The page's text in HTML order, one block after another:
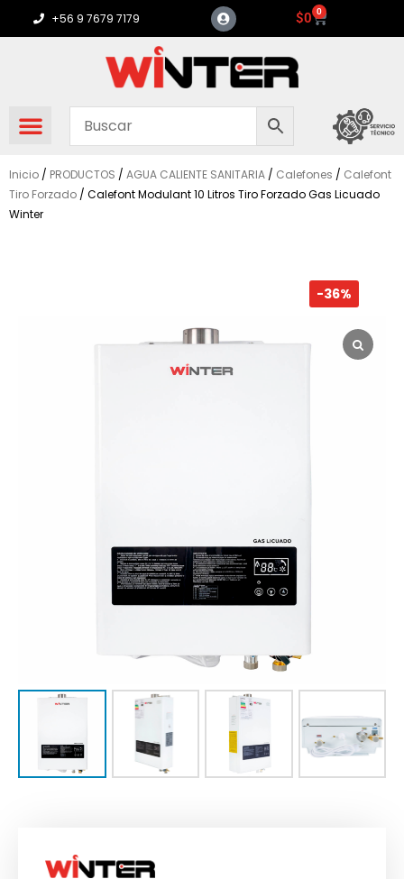
+56 9 7679 7179 $0 0
Carrito
Inicio / PRODUCTOS / AGUA CALIENTE SANITARIA / Calefones / Calefont
Tiro Forzado / Calefont Modulant 10 Litros Tiro Forzado Gas Licuado
Winter
-36%